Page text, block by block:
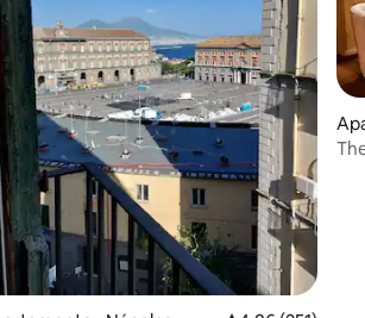
média de 5, 168 avaliações